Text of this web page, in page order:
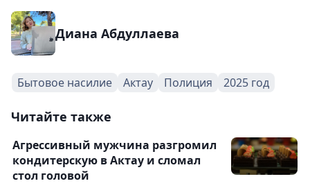
Диана Абдуллаева
Бытовое насилие Актау Полиция 2025 год
Читайте также
Агрессивный мужчина разгромил
кондитерскую в Актау и сломал
стол головой